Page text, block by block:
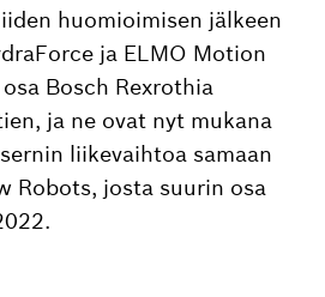
huomioimisen jälkeen
ja ELMO Motion
Bosch Rexrothia
ja ne ovat nyt mukana
liikevaihtoa samaan
Robots, josta suurin osa